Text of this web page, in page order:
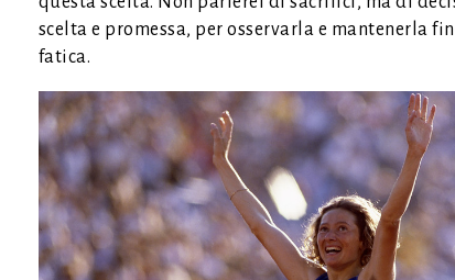
scelta e promessa, per osservarla e mantenerla
fatica.